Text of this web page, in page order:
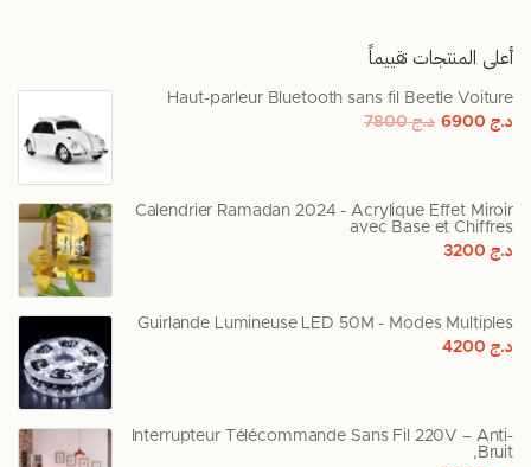
أعلى المنتجات تقييماً
Haut-parleur Bluetooth sans fil Beetle Voiture
د.ج6900 د.ج7800
Calendrier Ramadan 2024 - Acrylique Effet Miroir
avec Base et Chiffres
د.ج3200
Guirlande Lumineuse LED 50M - Modes Multiples
د.ج4200
Interrupteur Télécommande Sans Fil 220V – Anti-
Bruit,